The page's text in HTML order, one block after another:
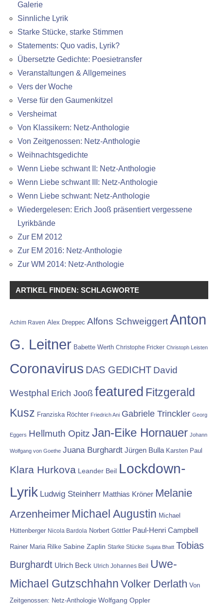
Galerie
Sinnliche Lyrik
Starke Stücke, starke Stimmen
Statements: Quo vadis, Lyrik?
Übersetzte Gedichte: Poesietransfer
Veranstaltungen & Allgemeines
Vers der Woche
Verse für den Gaumenkitzel
Versheimat
Von Klassikern: Netz-Anthologie
Von Zeitgenossen: Netz-Anthologie
Weihnachtsgedichte
Wenn Liebe schwant II: Netz-Anthologie
Wenn Liebe schwant III: Netz-Anthologie
Wenn Liebe schwant: Netz-Anthologie
Wiedergelesen: Erich Jooß präsentiert vergessene
Lyrikbände
Zur EM 2012
Zur EM 2016: Netz-Anthologie
Zur WM 2014: Netz-Anthologie
ARTIKEL FINDEN: SCHLAGWORTE
Achim Raven Alex Dreppec Alfons SchweiggertAnton
G. Leitner Babette Werth Christophe Fricker Christoph Leisten
Coronavirus DAS GEDICHT David
Westphal Erich Jooß featured Fitzgerald
Kusz Franziska Röchter Friedrich Ani Gabriele Trinckler Georg
Eggers Hellmuth Opitz Jan-Eike Hornauer Johann
Wolfgang von Goethe Juana Burghardt Jürgen Bulla Karsten Paul
Klara Hurkova Leander Beil Lockdown-
Lyrik Ludwig Steinherr Matthias Kröner Melanie
Arzenheimer Michael Augustin Michael
Hüttenberger Nicola Bardola Norbert Göttler Paul-Henri Campbell
Rainer Maria Rilke Sabine Zaplin Starke Stücke Sujata Bhatt Tobias
Burghardt Ulrich Beck Ulrich Johannes Beil
Uwe-
Michael Gutzschhahn Volker Derlath Von
Zeitgenossen: Netz-Anthologie Wolfgang Oppler